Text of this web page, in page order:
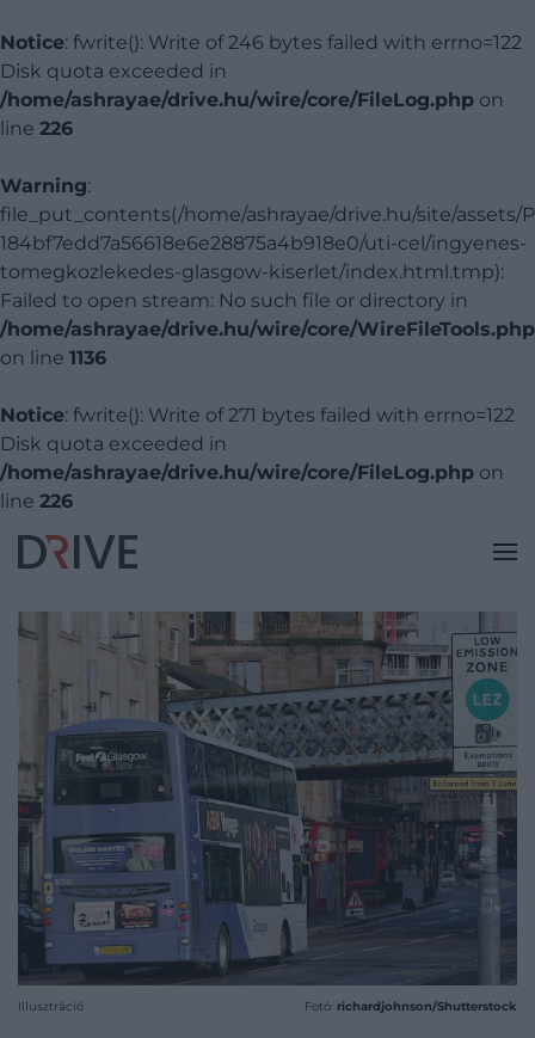
Notice: fwrite(): Write of 246 bytes failed with errno=122
Disk quota exceeded in
/home/ashrayae/drive.hu/wire/core/FileLog.php on
line 226
Warning:
file_put_contents(/home/ashrayae/drive.hu/site/assets/
184bf7edd7a56618e6e28875a4b918e0/uti-cel/ingyenes-
tomegkozlekedes-glasgow-kiserlet/index.html.tmp):
Failed to open stream: No such file or directory in
/home/ashrayae/drive.hu/wire/core/WireFileTools.php
on line 1136
Notice: fwrite(): Write of 271 bytes failed with errno=122
Disk quota exceeded in
/home/ashrayae/drive.hu/wire/core/FileLog.php on
line 226
Illusztráció Fotó: richardjohnson/Shutterstock